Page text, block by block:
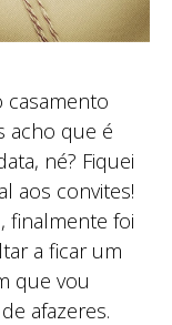
casamento
acho que é
né? Fiquei
aos convites!
finalmente foi
a ficar um
que vou
afazeres.